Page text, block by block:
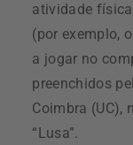
atividade
(por exemplo,
a jogar no
preenchidos
Coimbra (UC),
“Lusa”.